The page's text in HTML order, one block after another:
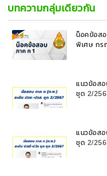
บทความกลุ่มเดียวกัน
น็อคข้อส
พิเศษ กร
แนวข้อส
ชุด 2/
แนวข้อส
ชุด 2/